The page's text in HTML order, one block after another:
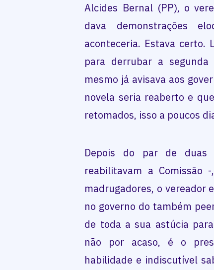
Alcides Bernal (PP), o
dava demonstrações
aconteceria. Estava certo.
para derrubar a
mesmo já avisava aos
novela seria reaberto e
retomados, isso a poucos
Depois do par de duas
reabilitavam a Comissão
madrugadores, o vereador
no governo do também
de toda a sua astúcia
não por acaso, é o
habilidade e indiscutível